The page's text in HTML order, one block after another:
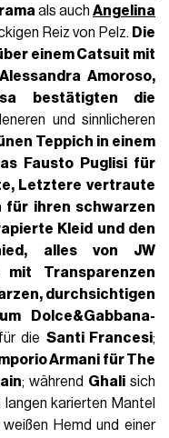
Irama als auch Angelina
Reiz von Pelz. Die
einem Catsuit mit
Alessandra Amoroso,
bestätigten die
und sinnlicheren
Teppich in einem
Fausto Puglisi für
Letztere vertraute
für ihren schwarzen
Kleid und den
alles von JW
Transparenzen
durchsichtigen
Dolce&Gabbana-
die Santi Francesi;
Armani fürThe
; während Ghali sich
karierten Mantel
Hemd und einer